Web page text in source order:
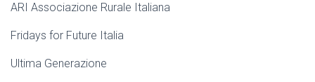
ARI Associazione Rurale Italiana
Fridays for Future Italia
Ultima Generazione